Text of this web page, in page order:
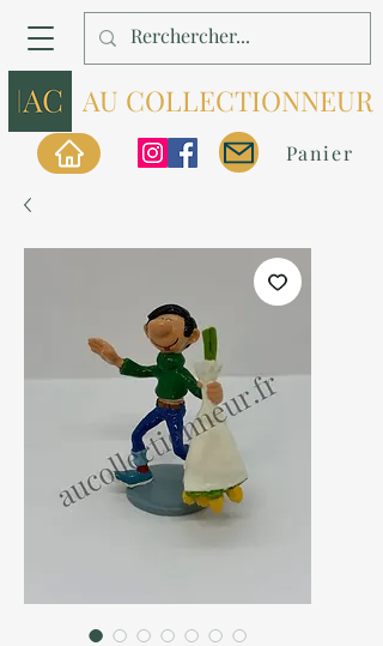
AU COLLECTIONNEUR
Panier